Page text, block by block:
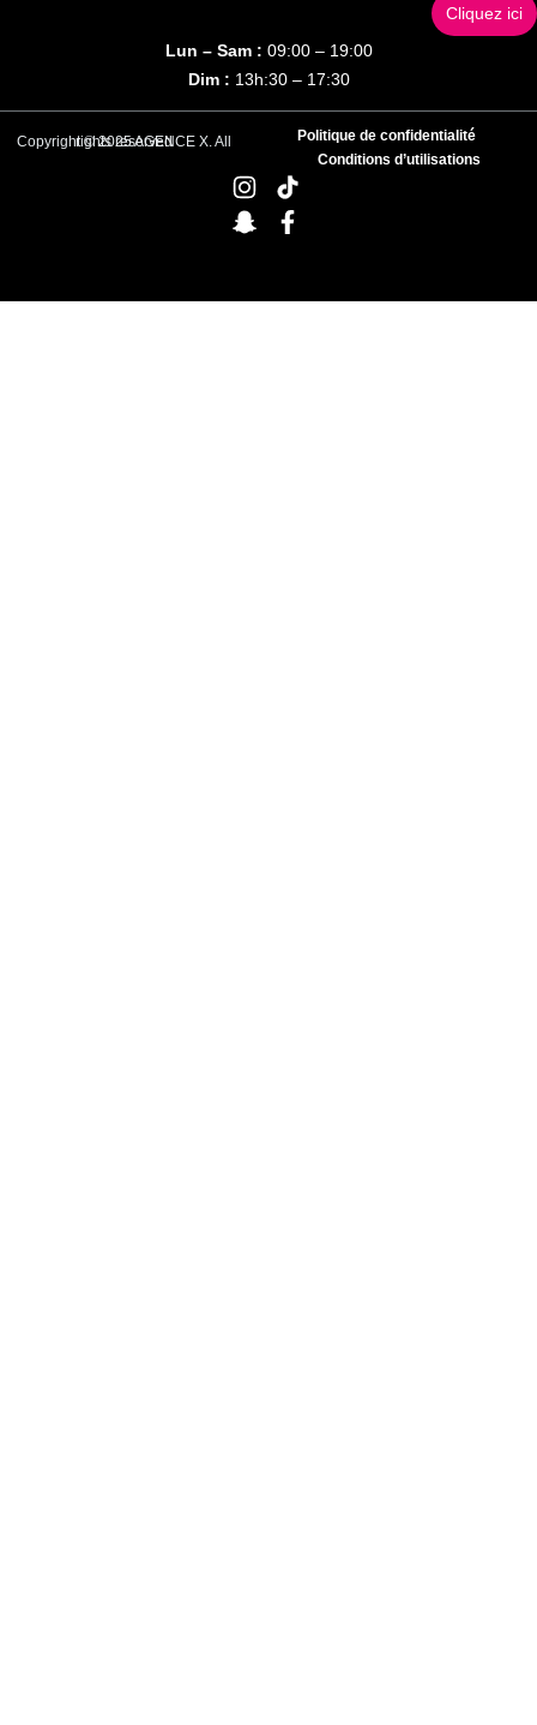
Cliquez ici
Lun – Sam : 09:00 – 19:00
Dim : 13h:30 – 17:30
Copyright © 2025 AGENCE X. All rights reserved
Politique de confidentialité
Conditions d’utilisations